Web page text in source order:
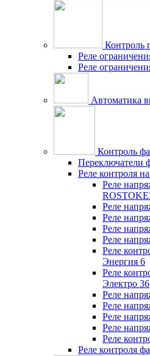
Контроль
Реле
Реле
Автоматика
Контроль
Переключатели
Реле контроля
Реле
Реле
Реле
Реле
Реле
Реле
Энергия 6
Реле
Электро 36
Реле
Реле
Реле
Реле
Реле
Реле контроля